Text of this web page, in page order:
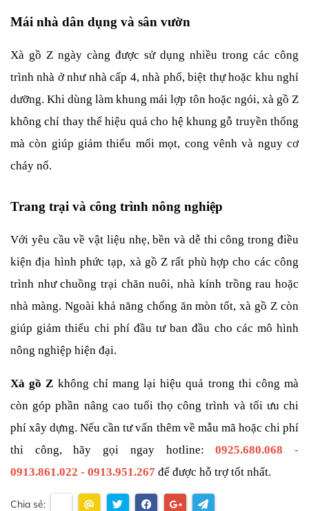
Mái nhà dân dụng và sân vườn
Xà gồ Z ngày càng được sử dụng nhiều trong các công
trình nhà ở như nhà cấp 4, nhà phố, biệt thự hoặc khu nghỉ
dưỡng. Khi dùng làm khung mái lợp tôn hoặc ngói, xà gồ Z
không chỉ thay thế hiệu quả cho hệ khung gỗ truyền thống
mà còn giúp giảm thiểu mối mọt, cong vênh và nguy cơ
cháy nổ.
Trang trại và công trình nông nghiệp
Với yêu cầu về vật liệu nhẹ, bền và dễ thi công trong điều
kiện địa hình phức tạp, xà gồ Z rất phù hợp cho các công
trình như chuồng trại chăn nuôi, nhà kính trồng rau hoặc
nhà màng. Ngoài khả năng chống ăn mòn tốt, xà gồ Z còn
giúp giảm thiểu chi phí đầu tư ban đầu cho các mô hình
nông nghiệp hiện đại.
Xà gồ Z không chỉ mang lại hiệu quả trong thi công mà
còn góp phần nâng cao tuổi thọ công trình và tối ưu chi
phí xây dựng. Nếu cần tư vấn thêm về mẫu mã hoặc chi phí
thi công, hãy gọi ngay hotline: 0925.680.068 -
0913.861.022 - 0913.951.267 để được hỗ trợ tốt nhất.
Chia sẻ: